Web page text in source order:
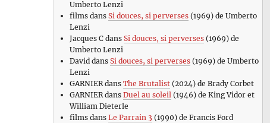
Umberto Lenzi
filmsdans Si douces, si perverses(1969) de Umberto
Lenzi
Jacques Cdans Si douces, si perverses(1969) de
Umberto Lenzi
David dans Si douces, si perverses(1969) de Umberto
Lenzi
GARNIERdans The Brutalist(2024) de Brady Corbet
GARNIERdans Duel au soleil (1946) de King Vidor et
William Dieterle
filmsdans Le Parrain 3 (1990) de Francis Ford